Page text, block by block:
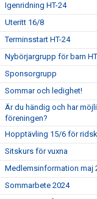
Igenridning HT-24
Uteritt 16/8
Terminsstart HT-24
Nybörjargrupp för barn
Sponsorgrupp
Sommar och ledighet!
Är du händig och har
föreningen?
Hopptävling 15/6 för
Sitskurs för vuxna
Medlemsinformation maj
Sommarbete 2024